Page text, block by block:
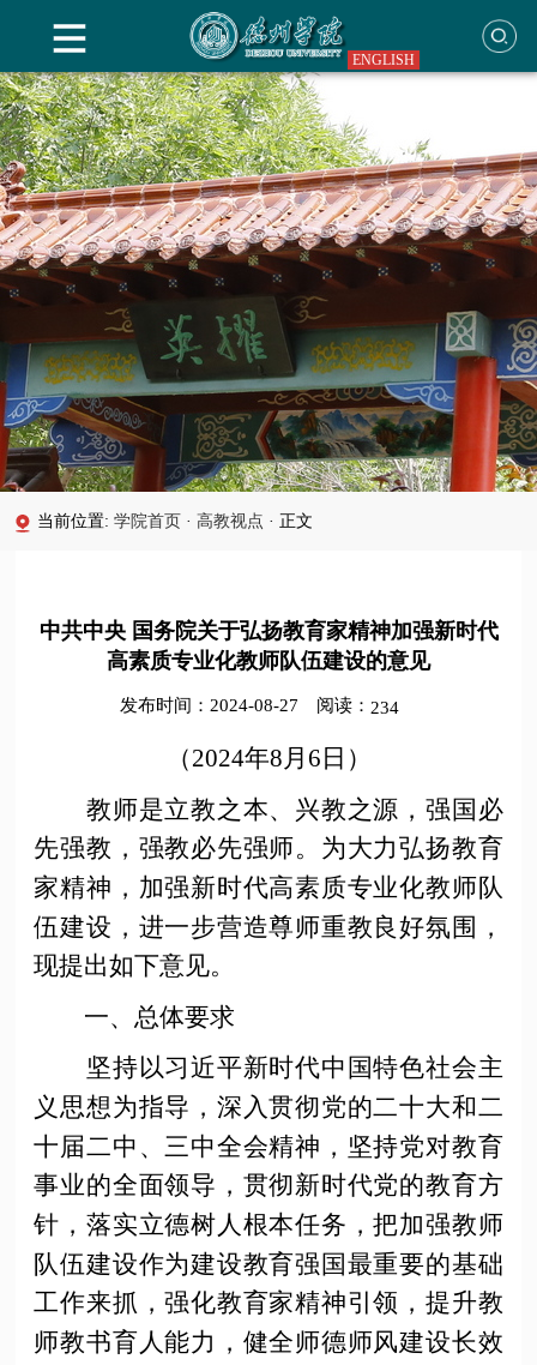
ENGLISH
当前位置:学院首页 · 高教视点 · 正文
中共中央 国务院关于弘扬教育家精神加强新时代
高素质专业化教师队伍建设的意见
发布时间：2024-08-27 阅读： 234
（2024年8月6日）
教师是立教之本、兴教之源，强国必
先强教，强教必先强师。为大力弘扬教育
家精神，加强新时代高素质专业化教师队
伍建设，进一步营造尊师重教良好氛围，
现提出如下意见。
一、总体要求
坚持以习近平新时代中国特色社会主
义思想为指导，深入贯彻党的二十大和二
十届二中、三中全会精神，坚持党对教育
事业的全面领导，贯彻新时代党的教育方
针，落实立德树人根本任务，把加强教师
队伍建设作为建设教育强国最重要的基础
工作来抓，强化教育家精神引领，提升教
师教书育人能力，健全师德师风建设长效